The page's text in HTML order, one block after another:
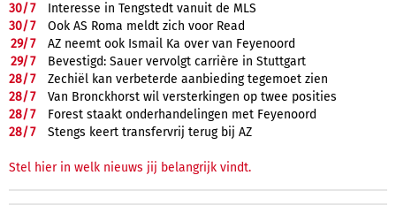
30/7
Interesse in Tengstedt vanuit de MLS
30/7
Ook AS Roma meldt zich voor Read
29/7
AZ neemt ook Ismail Ka over van Feyenoord
29/7
Bevestigd: Sauer vervolgt carrière in Stuttgart
28/7
Zechiël kan verbeterde aanbieding tegemoet zien
28/7
Van Bronckhorst wil versterkingen op twee posities
28/7
Forest staakt onderhandelingen met Feyenoord
28/7 Stengs keert transfervrij terug bij AZ
Stel hier in welk nieuws jij belangrijk vindt.